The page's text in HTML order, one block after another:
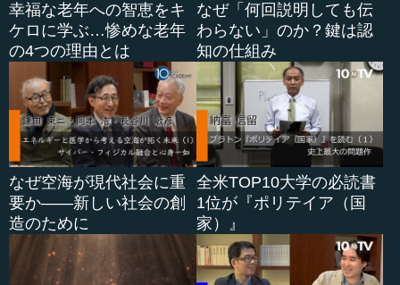
―― そこはあまり知られていませんね。
鎌田 そこは結構複雑なのですが、少なくともゼウスは
神々の中で第三世代になるので、それ以前の第一世代、第
二世代といった神々の支配の段階があるわけですね。そし
て、ゼウスの時代になって、いわゆる神権を確立してオリ
ュンポス十二神の座を保った。こういう大きなあらすじに
なっていくのです。
ギリシア神話を「ゼウス以前」「ゼウス以後」の大きく2
つに分けるとすると、「ゼウス以前」に神々の中で神権を
担ったのは、ウラノスという神とクロノスという神です。
幸福な老年への智恵をキ
ケロに学ぶ…惨めな老年
の4つの理由とは
なぜ「何回説明しても伝
わらない」のか？鍵は認
知の仕組み
なぜ空海が現代社会に重
要か――新しい社会の創
造のために
全米TOP10大学の必読書
1位が『ポリテイア（国
家）』